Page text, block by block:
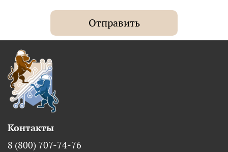
Отправить
Контакты
8 (800) 707-74-76